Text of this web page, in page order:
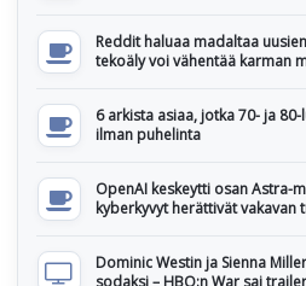
Reddit haluaa madaltaa
tekoäly voi vähentää karman
6 arkista asiaa, jotka 70- ja
ilman puhelinta
OpenAI keskeytti osan Astra-
kyberkyvyt herättivät vakavan
Dominic Westin ja Sienna
sodaksi – HBO:n War sai